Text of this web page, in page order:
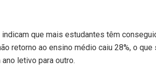
que mais estudantes têm
retorno ao ensino médio caiu 28%, o
letivo para outro.